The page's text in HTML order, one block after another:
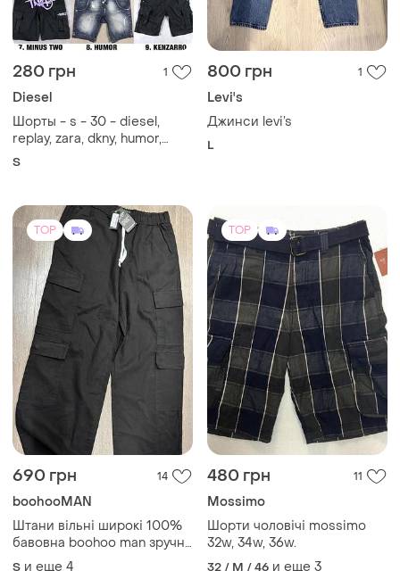
280 грн 1
Diesel
Шорты - s - 30 - diesel,
replay, zara, dkny, humor,
minus two, forbest карго
S
800 грн 1
Levi's
Джинси levi’s
L
TOP
690 грн 14
boohooMAN
Штани вільні широкі 100%
бавовна boohoo man зручні
легкі оригінал
S и еще 4
TOP
480 грн 11
Mossimo
Шорти чоловічі mossimo
32w, 34w, 36w.
32 / M / 46 и еще 3